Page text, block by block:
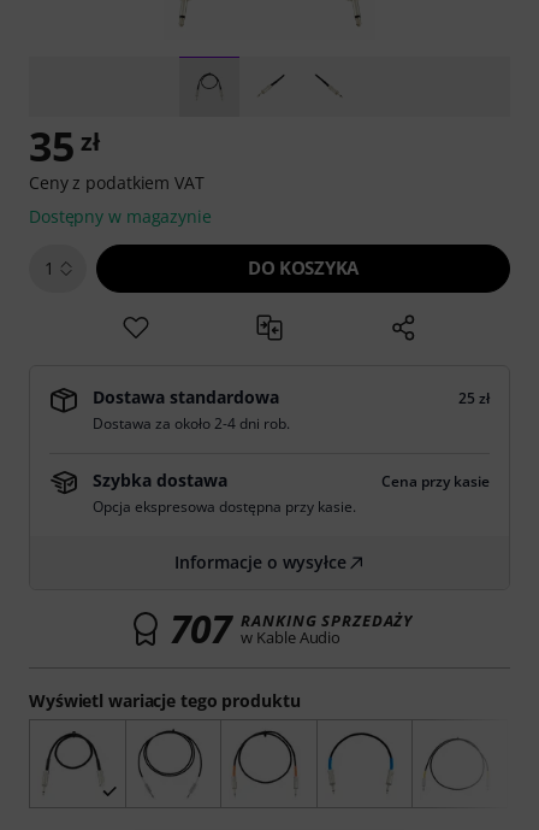
Wyświetl wariacje tego produktu
35 zł
Ceny z podatkiem VAT
Dostępny w magazynie
1 DO KOSZYKA
Dostawa standardowa
25 zł
Dostawa za około 2-4 dni rob.
Szybka dostawa
Cena przy kasie
Opcja ekspresowa dostępna przy kasie.
Informacje o wysyłce
707 RANKING SPRZEDAŻY
w Kable Audio